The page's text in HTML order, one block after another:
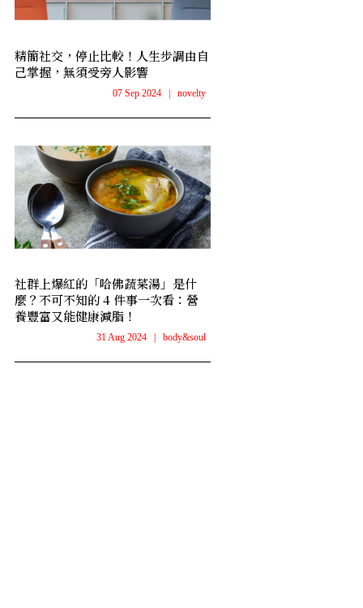
精簡社交，停止比較！人生步調由自
己掌握，無須受旁人影響
07 Sep 2024 novelty
社群上爆紅的「哈佛蔬菜湯」是什
麼？不可不知的 4 件事一次看：營
養豐富又能健康減脂！
31 Aug 2024 body&soul